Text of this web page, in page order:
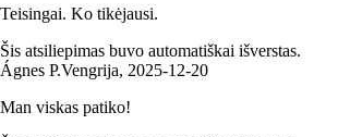
Teisingai. Ko tikėjausi.
Šis atsiliepimas buvo automatiškai išverstas.
Ágnes P.Vengrija, 2025‑12‑20
Man viskas patiko!